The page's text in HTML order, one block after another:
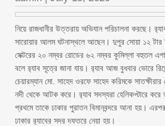
নিয়ে রাজধানীর উত্তরায় অভিযান পরিচালনা করছে। র‌্যাব
সারোয়ার আলম ঘটনাস্থলে আছেন। দুপুর সোয়া ১২ টার
সেক্টরের ২০ নম্বর রোডের ৬২ নম্বর কুমিল্লা বহুতল
বলে র‌্যাব সূত্রে জানা যায়। র‌্যাব আজ বুধবার ভোরে
চেয়ারম্যান মো. সাহেদ ওরফে সাহেদ করিমকে সাতক্ষীরার
নদী থেকে আটক করে। র‌্যাব সদস্যরা হেলিকপ্টারে করে
প্রথমে তাকে ঢাকার পুরাতন বিমানবন্দরে আনা হয়। এরপর
ঢাকার র‌্যাবের সদর দফতরে নেয়া হয়।